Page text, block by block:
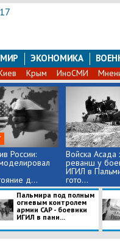
МИР ЭКОНОМИКА
Крым ИноСМИ
России:
д...
Войска Асада
реванш у
ИГИЛ в
гото...
Пальмира под полным
огневым контролем
армии САР - боевики
ИГИЛ в пани...